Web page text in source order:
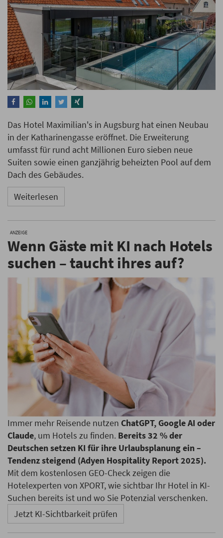
Das Hotel Maximilian's in Augsburg hat einen Neubau
in der Katharinengasse eröffnet. Die Erweiterung
umfasst für rund acht Millionen Euro sieben neue
Suiten sowie einen ganzjährig beheizten Pool auf dem
Dach des Gebäudes.
Weiterlesen
ANZEIGE
Wenn Gäste mit KI nach Hotels
suchen – taucht ihres auf?
Immer mehr Reisende nutzen ChatGPT, Google AI oder
Claude, um Hotels zu finden. Bereits 32 % der
Deutschen setzen KI für ihre Urlaubsplanung ein –
Tendenz steigend (Adyen Hospitality Report 2025).
Mit dem kostenlosen GEO-Check zeigen die
Hotelexperten von XPORT, wie sichtbar Ihr Hotel in KI-
Suchen bereits ist und wo Sie Potenzial verschenken.
Jetzt KI-Sichtbarkeit prüfen